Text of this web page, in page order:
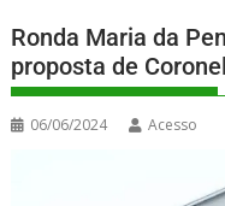
Ronda Maria da
proposta de
06/06/2024 Acesso